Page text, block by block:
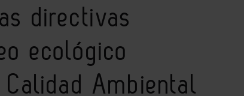
directivas
ecológico
Ambiental